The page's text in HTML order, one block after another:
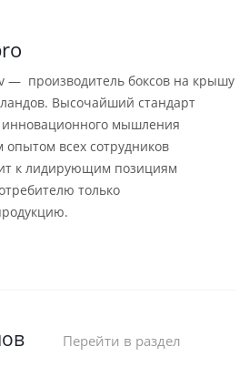
— производитель боксов на крышу
Высочайший стандарт
инновационного мышления
опытом всех сотрудников
к лидирующим позициям
только
Перейти в раздел